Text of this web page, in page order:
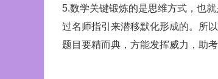
5.数学关键锻炼的是思维方式，也
过名师指引来潜移默化形成的。所
题目要精而典，方能发挥威力，助考